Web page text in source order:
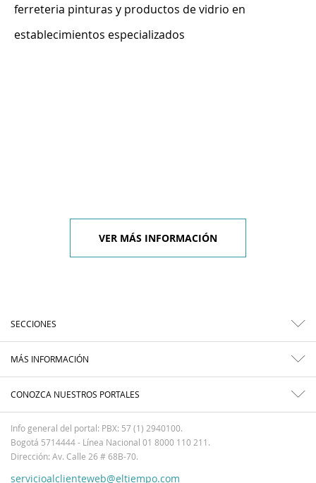
ferreteria pinturas y productos de vidrio en
establecimientos especializados
VER MÁS INFORMACIÓN
SECCIONES
MÁS INFORMACIÓN
CONOZCA NUESTROS PORTALES
Info general del portal: PBX: 57 (1) 2940100.
Bogotá 5714444 - Línea Nacional 01 8000 110 211.
Dirección: Av. Calle 26 # 68B-70.
servicioalclienteweb@eltiempo.com